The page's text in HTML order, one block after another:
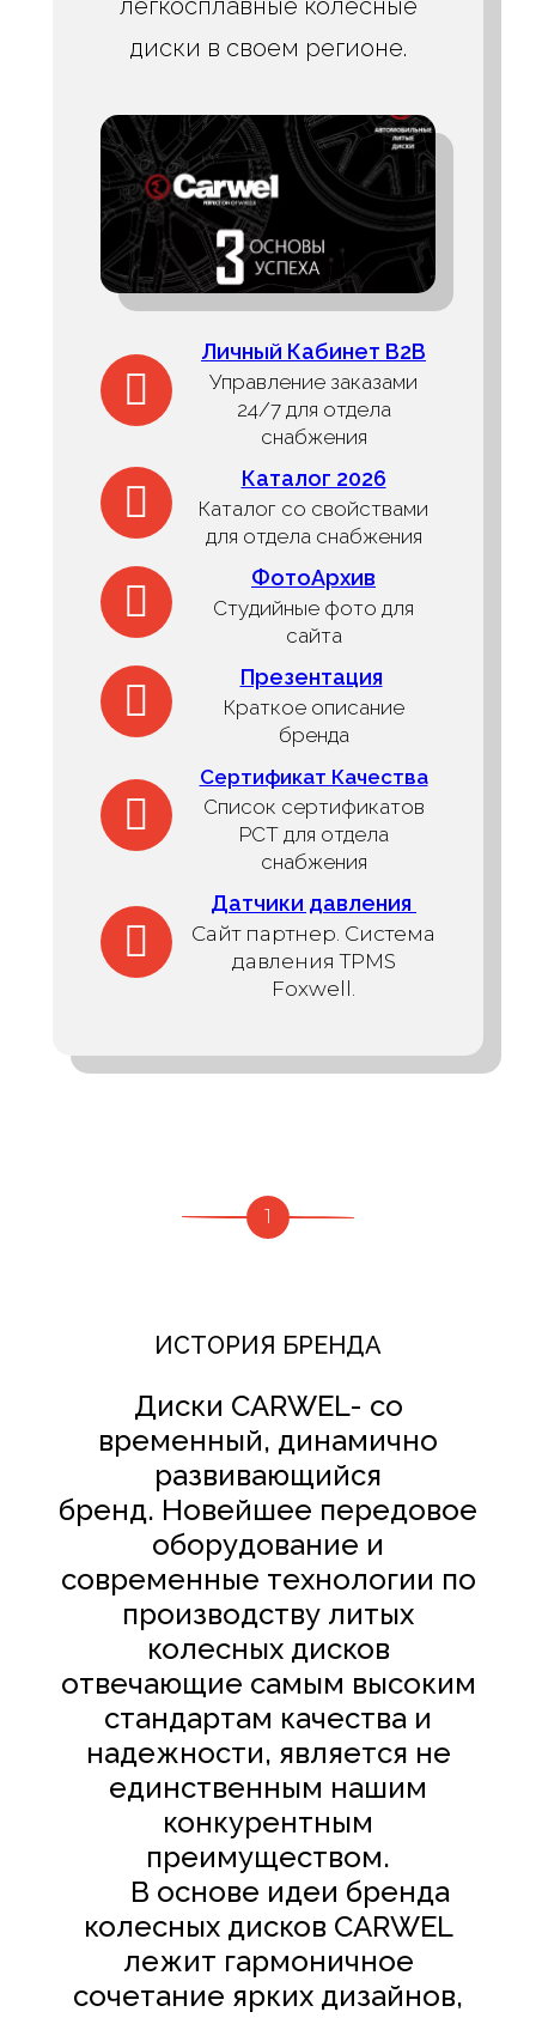
легкосплавные колесные
диски в своем регионе.
Личный Кабинет B2B
Управление заказами
24/7 для отдела
снабжения
Каталог 2026
Каталог со свойствами
для отдела снабжения
ФотоАрхив
Студийные фото для
сайта
Презентация
Краткое описание
бренда
Сертификат Качества
Список сертификатов
РСТ для отдела
снабжения
Датчики давления
Сайт партнер. Система
давления TPMS
Foxwell.
1
ИСТОРИЯ БРЕНДА
Диски CARWEL- со
временный, динамично
развивающийся
бренд. Новейшее передовое
оборудование и
современные технологии по
производству литых
колесных дисков
отвечающие самым высоким
стандартам качества и
надежности, является не
единственным нашим
конкурентным
преимуществом.​
В основе идеи бренда
колесных дисков CARWEL
лежит гармоничное
сочетание ярких дизайнов,